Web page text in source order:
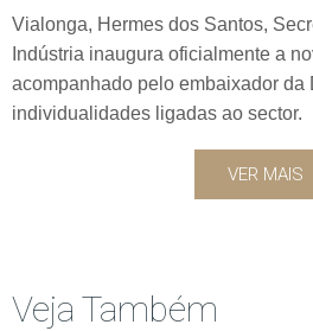
Vialonga, Hermes dos Santos,
Indústria inaugura oficialmente a
acompanhado pelo embaixador da
individualidades ligadas ao sector.
VER MAIS
Veja Também